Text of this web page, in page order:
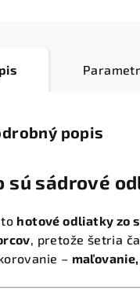
popis
sú sádrové
hotové odliatky zo
, pretože šetria
–